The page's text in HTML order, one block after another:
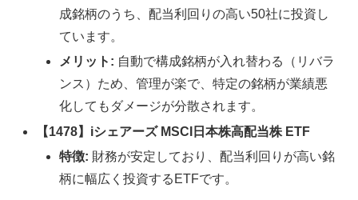
成銘柄のうち、配当利回りの高い50社に投資し
ています。
メリット: 自動で構成銘柄が入れ替わる（リバラ
ンス）ため、管理が楽で、特定の銘柄が業績悪
化してもダメージが分散されます。
【1478】iシェアーズ MSCI日本株高配当株 ETF
特徴: 財務が安定しており、配当利回りが高い銘
柄に幅広く投資するETFです。